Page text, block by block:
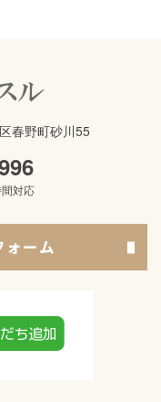
春野町砂川55
対応
ォーム